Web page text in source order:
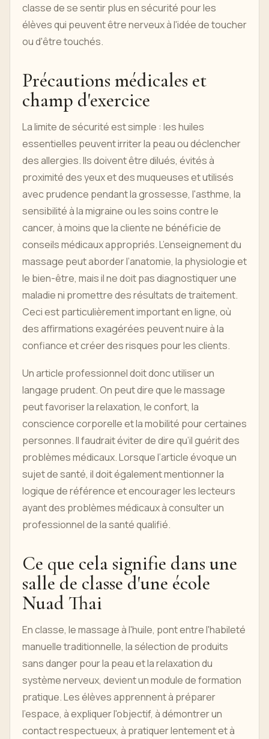
classe de se sentir plus en sécurité pour les
élèves qui peuvent être nerveux à l'idée de toucher
ou d'être touchés.
Précautions médicales et
champ d'exercice
La limite de sécurité est simple : les huiles
essentielles peuvent irriter la peau ou déclencher
des allergies. Ils doivent être dilués, évités à
proximité des yeux et des muqueuses et utilisés
avec prudence pendant la grossesse, l'asthme, la
sensibilité à la migraine ou les soins contre le
cancer, à moins que la cliente ne bénéficie de
conseils médicaux appropriés. L’enseignement du
massage peut aborder l’anatomie, la physiologie et
le bien-être, mais il ne doit pas diagnostiquer une
maladie ni promettre des résultats de traitement.
Ceci est particulièrement important en ligne, où
des affirmations exagérées peuvent nuire à la
confiance et créer des risques pour les clients.
Un article professionnel doit donc utiliser un
langage prudent. On peut dire que le massage
peut favoriser la relaxation, le confort, la
conscience corporelle et la mobilité pour certaines
personnes. Il faudrait éviter de dire qu’il guérit des
problèmes médicaux. Lorsque l’article évoque un
sujet de santé, il doit également mentionner la
logique de référence et encourager les lecteurs
ayant des problèmes médicaux à consulter un
professionnel de la santé qualifié.
Ce que cela signifie dans une
salle de classe d'une école
Nuad Thai
En classe, le massage à l'huile, pont entre l'habileté
manuelle traditionnelle, la sélection de produits
sans danger pour la peau et la relaxation du
système nerveux, devient un module de formation
pratique. Les élèves apprennent à préparer
l'espace, à expliquer l'objectif, à démontrer un
contact respectueux, à pratiquer lentement et à